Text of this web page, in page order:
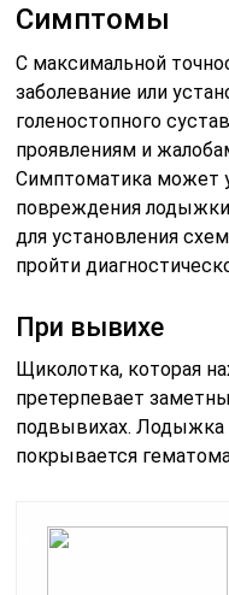
Симптомы
С максимальной
заболевание или
голеностопного
проявлениям и
Симптоматика может
повреждения
для установления
пройти
При вывихе
Щиколотка, которая
претерпевает
подвывихах. Лодыжка
покрывается